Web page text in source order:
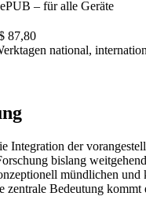
– für alle Geräte
87,80
national,
Integration der
bislang
mündlichen
zentrale Bedeutung